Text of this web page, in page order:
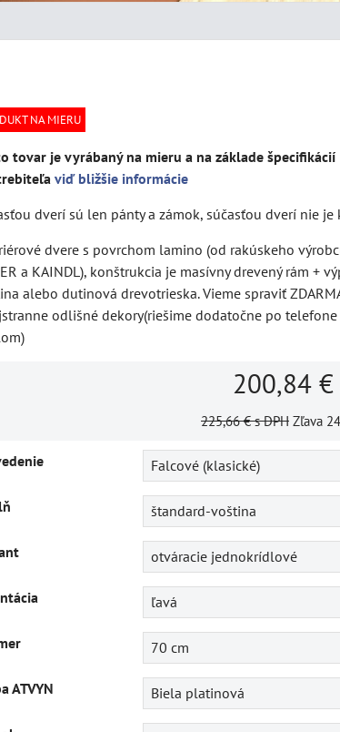
NA MIERU
tovar je vyrábaný na mieru a na základe špecifikácií
viď bližšie informácie
dverí sú len pánty a zámok, súčasťou dverí nie je
dvere s povrchom lamino (od rakúskeho
a KAINDL), konštrukcia je masívny drevený rám +
alebo dutinová drevotrieska. Vieme spraviť
odlišné dekory(riešime dodatočne po
200,84 €
225,66 € s DPH Zľava
Falcové (klasické)
štandard-voština
otváracie jednokrídlové
ľavá
70 cm
ATVYN Biela platinová